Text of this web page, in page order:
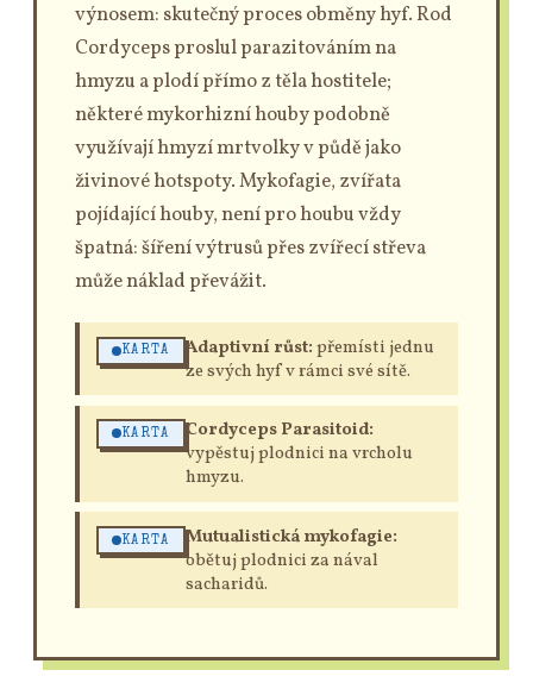
výnosem: skutečný proces obměny hyf. Rod
Cordyceps proslul parazitováním na
hmyzu a plodí přímo z těla hostitele;
některé mykorhizní houby podobně
využívají hmyzí mrtvolky v půdě jako
živinové hotspoty. Mykofagie, zvířata
pojídající houby, není pro houbu vždy
špatná: šíření výtrusů přes zvířecí střeva
může náklad převážit.
KARTA Adaptivní růst: přemísti jednu
ze svých hyf v rámci své sítě.
KARTA
Cordyceps Parasitoid:
vypěstuj plodnici na vrcholu
hmyzu.
KARTA
Mutualistická mykofagie:
obětuj plodnici za nával
sacharidů.